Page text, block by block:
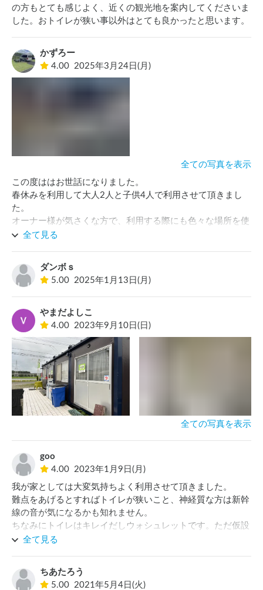
の方もとても感じよく、近くの観光地を案内してくださいま
した。おトイレが狭い事以外はとても良かったと思います。
かずろー
4.00 2025年3月24日(月)
全ての写真を表示
この度ははお世話になりました。
春休みを利用して大人2人と子供4人で利用させて頂きまし
た。
オーナー様が気さくな方で、利用する際にも色々な場所を使
わせて頂き大変助かりました。
狭い車内で子供達がいる中で用意するのは中々難しいです
が…
また、近くに行く事がありましたら、宜しくお願い致します
🙇
全て見る
ダンボｓ
5.00 2025年1月13日(月)
やまだよしこ
4.00 2023年9月10日(日)
全ての写真を表示
goo
4.00 2023年1月9日(月)
我が家としては大変気持ちよく利用させて頂きました。
難点をあげるとすればトイレが狭いこと、神経質な方は新幹
線の音が気になるかも知れません。
ちなみにトイレはキレイだしウォシュレットです。ただ仮設
のような造りなので身体の大きな人は特に狭く感じると思い
ことを差し引いても利用して良かったと思います。
全て見る
ちあたろう
5.00 2021年5月4日(火)